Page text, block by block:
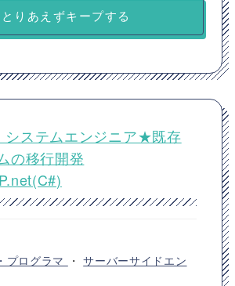
とりあえずキープする
システムエンジニア★既存
の移行開発
プログラマ ・サーバーサイドエン